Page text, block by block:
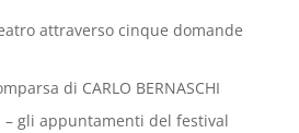
attraverso cinque domande
di CARLO BERNASCHI
– gli appuntamenti del festival